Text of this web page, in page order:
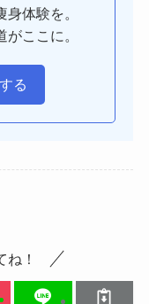
体験を。
ここに。
る
ね！